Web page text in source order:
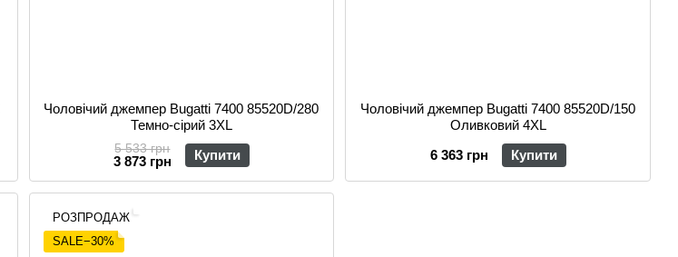
Чоловічий джемпер Bugatti 7400 85520D/280
Темно-сірий 3XL
5 533 грн
3 873 грн Купити
Чоловічий джемпер Bugatti 7400 85520D/150
Оливковий 4XL
6 363 грн
Купити
РОЗПРОДАЖ
SALE−30%